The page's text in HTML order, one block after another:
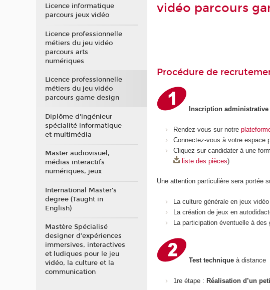
vidéo parcours
Procédure de
Inscription
Rendez-vous sur notre
Connectez-vous à votre espace
Cliquez sur candidater à une
liste des pièces)
Une attention particulière sera portée
La culture générale en jeux
La création de jeux en
La participation éventuelle à des
Test technique à distance
1re étape : Réalisation d’un
Licence informatique
parcours jeux vidéo
Licence professionnelle
métiers du jeu vidéo
parcours arts
numériques
Licence professionnelle
métiers du jeu vidéo
parcours game design
Diplôme d'ingénieur
spécialité informatique
et multimédia
Master audiovisuel,
médias interactifs
numériques, jeux
International Master's
degree (Taught in
English)
Mastère Spécialisé
designer d’expériences
immersives, interactives
et ludiques pour le jeu
vidéo, la culture et la
communication